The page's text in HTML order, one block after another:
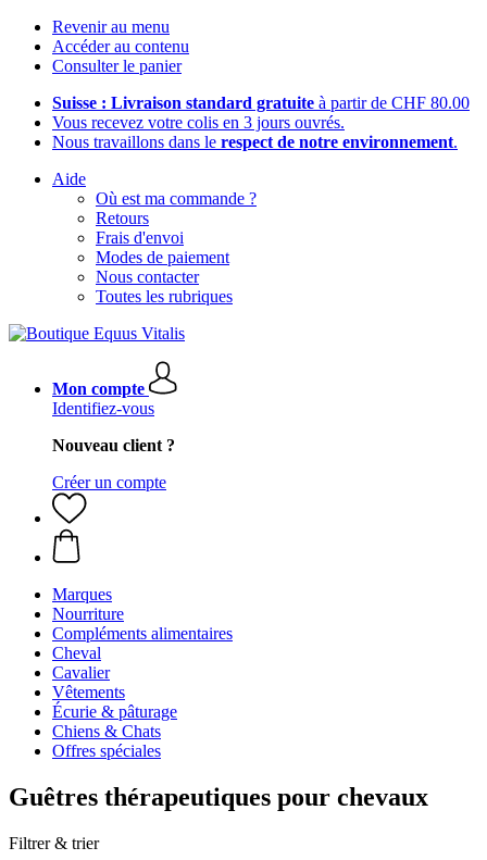
Revenir au menu
Accéder au contenu
Consulter le panier
Suisse : Livraison standard gratuite à partir de CHF 80.00
Vous recevez votre colis en 3 jours ouvrés.
Nous travaillons dans le respect de notre environnement.
Aide
Où est ma commande ?
Retours
Frais d'envoi
Modes de paiement
Nous contacter
Toutes les rubriques
Mon compte
Identifiez-vous
Nouveau client ?
Créer un compte
Marques
Nourriture
Compléments alimentaires
Cheval
Cavalier
Vêtements
Écurie & pâturage
Chiens & Chats
Offres spéciales
Guêtres thérapeutiques pour chevaux
Filtrer & trier